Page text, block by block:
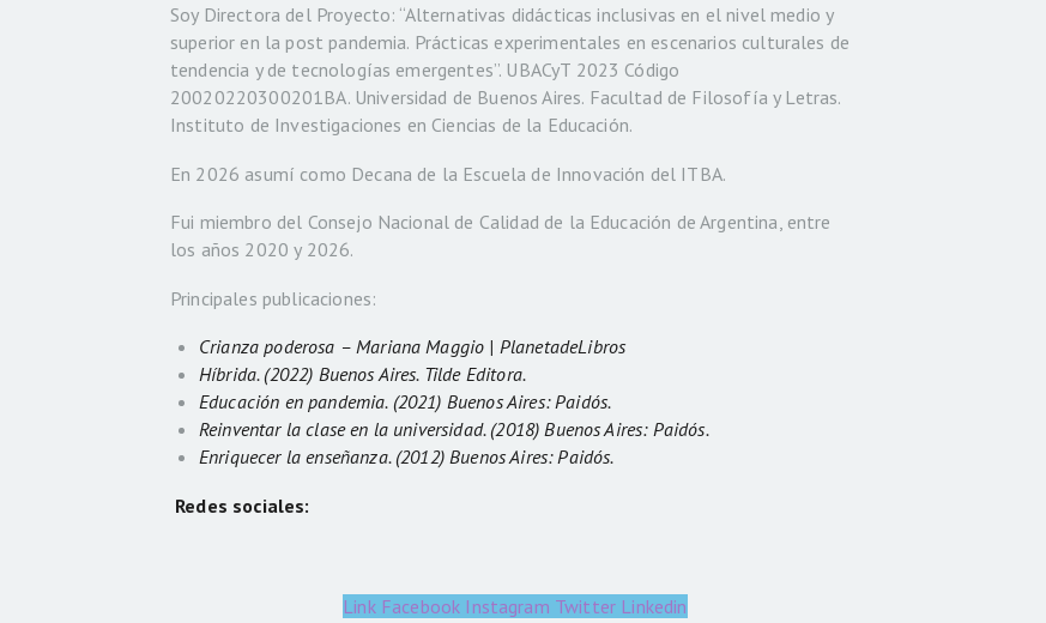
Soy Directora del Proyecto: “Alternativas didácticas inclusivas en el nivel medio y
superior en la post pandemia. Prácticas experimentales en escenarios culturales de
tendencia y de tecnologías emergentes”. UBACyT 2023 Código
20020220300201BA. Universidad de Buenos Aires. Facultad de Filosofía y Letras.
Instituto de Investigaciones en Ciencias de la Educación.
En 2026 asumí como Decana de la Escuela de Innovación del ITBA.
Fui miembro del Consejo Nacional de Calidad de la Educación de Argentina, entre
los años 2020 y 2026.
Principales publicaciones:
Crianza poderosa – Mariana Maggio | PlanetadeLibros
Híbrida. (2022) Buenos Aires. Tilde Editora.
Educación en pandemia. (2021) Buenos Aires: Paidós.
Reinventar la clase en la universidad. (2018) Buenos Aires: Paidós.
Enriquecer la enseñanza. (2012) Buenos Aires: Paidós.
Redes sociales:
Link Facebook Instagram Twitter Linkedin